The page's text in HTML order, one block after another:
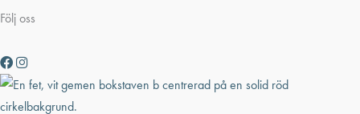
Följ oss